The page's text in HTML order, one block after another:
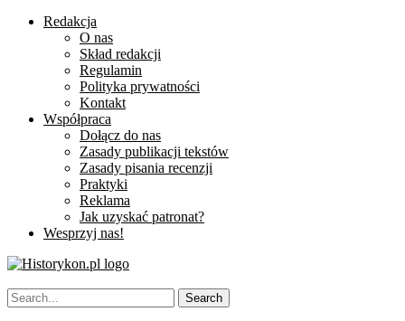
Redakcja
O nas
Skład redakcji
Regulamin
Polityka prywatności
Kontakt
Współpraca
Dołącz do nas
Zasady publikacji tekstów
Zasady pisania recenzji
Praktyki
Reklama
Jak uzyskać patronat?
Wesprzyj nas!